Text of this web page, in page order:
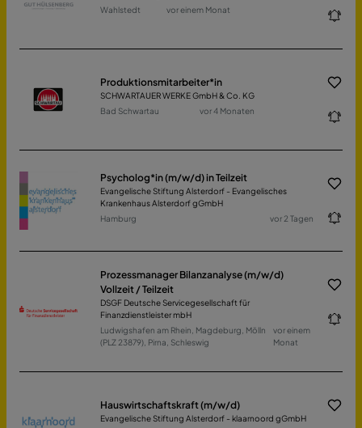
Wahlstedt
vor einem Monat
Produktionsmitarbeiter*in
SCHWARTAUER WERKE GmbH & Co. KG
Bad Schwartau
vor 4 Monaten
Psycholog*in (m/w/d) in Teilzeit
Evangelische Stiftung Alsterdorf - Evangelisches
Krankenhaus Alsterdorf gGmbH
Hamburg
vor 2 Tagen
Prozessmanager Bilanzanalyse (m/w/d)
Vollzeit / Teilzeit
DSGF Deutsche Servicegesellschaft für
Finanzdienstleister mbH
Ludwigshafen am Rhein, Magdeburg, Mölln
(PLZ 23879), Pirna, Schleswig
vor einem
Monat
Hauswirtschaftskraft (m/w/d)
Evangelische Stiftung Alsterdorf - klaarnoord gGmbH